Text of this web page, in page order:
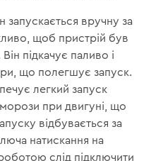
запускається вручну за
щоб пристрій був
підкачує паливо і
що полегшує запуск.
легкий запуск
морози при двигуні, що
відбувається за
натискання на
слід підключити